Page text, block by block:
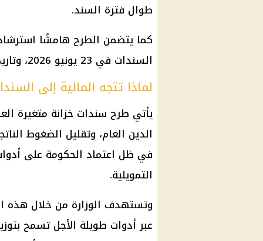
طوال فترة السند.
السندات في 23 يونيو 2026، وتاريخ استحقاقها في 16 يونيو 2036.
لماذا تتجه المالية إلى
يأتي طرح سندات خزانة متغيرة
الدين العام، وتقليل الضغوط
في ظل اعتماد الحكومة على أدوات
التمويلية.
وتستهدف الوزارة من خلال هذه
عبر أدوات طويلة الأجل تسمح